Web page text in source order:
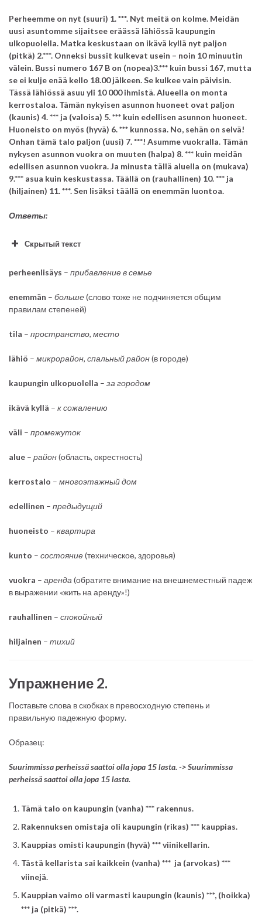
Perheemme on nyt (suuri) 1. ***. Nyt meitä on kolme. Meidän
uusi asuntomme sijaitsee eräässä lähiössä kaupungin
ulkopuolella. Matka keskustaan on ikävä kyllä nyt paljon
(pitkä) 2.***. Onneksi bussit kulkevat usein – noin 10 minuutin
välein. Bussi numero 167 B on (nopea)3.*** kuin bussi 167, mutta
se ei kulje enää kello 18.00 jälkeen. Se kulkee vain päivisin.
Tässä lähiössä asuu yli 10 000 ihmistä. Alueella on monta
kerrostaloa. Tämän nykyisen asunnon huoneet ovat paljon
(kaunis) 4. *** ja (valoisa) 5. *** kuin edellisen asunnon huoneet.
Huoneisto on myös (hyvä) 6. *** kunnossa. No, sehän on selvä!
Onhan tämä talo paljon (uusi) 7. ***! Asumme vuokralla. Tämän
nykysen asunnon vuokra on muuten (halpa) 8. *** kuin meidän
edellisen asunnon vuokra. Ja minusta tällä aluella on (mukava)
9.*** asua kuin keskustassa. Täällä on (rauhallinen) 10. *** ja
(hiljainen) 11. ***. Sen lisäksi täällä on enemmän luontoa.
Ответы:
Скрытый текст
perheenlisäys – прибавлениевсемье
enemmän – больше(слово тоже не подчиняется общим
правилам степеней)
tila – пространство, место
lähiö – микрорайон, спальный район(в городе)
kaupungin ulkopuolella – за городом
ikävä kyllä – ксожалению
väli – промежуток
alue – район(область, окрестность)
kerrostalo – многоэтажный дом
edellinen – предыдущий
huoneisto – квартира
kunto – состояние(техническое, здоровья)
vuokra – аренда (обратите внимание на внешнеместный падеж
в выражении «жить на аренду»!)
rauhallinen – спокойный
hiljainen – тихий
Упражнение 2.
Поставьте слова в скобках в превосходную степень и
правильную падежную форму.
Образец:
Suurimmissa perheissä saattoi olla jopa 15 lasta. -> Suurimmissa
perheissä saattoi olla jopa 15 lasta.
Tämä talo on kaupungin (vanha) *** rakennus.
Rakennuksen omistaja oli kaupungin (rikas) *** kauppias.
Kauppias omisti kaupungin (hyvä) *** viinikellarin.
Tästä kellarista sai kaikkein (vanha) *** ja (arvokas) ***
viinejä.
Kauppian vaimo oli varmasti kaupungin (kaunis) ***, (hoikka)
*** ja (pitkä) ***.